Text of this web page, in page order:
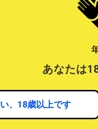
ディルド】ジェリー
【
ト
￥
あなたは
、18歳以上です